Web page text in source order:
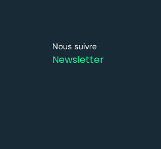
Nous suivre
Newsletter